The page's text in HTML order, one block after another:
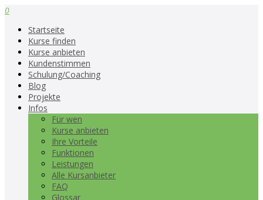
0
Startseite
Kurse finden
Kurse anbieten
Kundenstimmen
Schulung/Coaching
Blog
Projekte
Infos
Für wen
Kurse anbieten
Ihre Vorteile
Funktionen
Leistungen
Alle Kursanbieter
FAQ
Glossar